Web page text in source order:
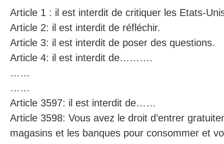
Article 1 : il est interdit de critiquer les Etats-
Article 2: il est interdit de réfléchir.
Article 3: il est interdit de poser des questions.
Article 4: il est interdit de……….
……
……
Article 3597: il est interdit de……
Article 3598: Vous avez le droit d’entrer
magasins et les banques pour consommer et